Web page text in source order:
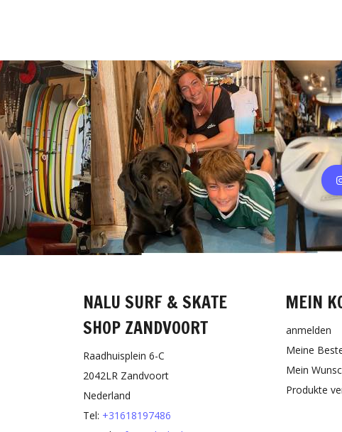
NALU SURF & SKATE
SHOP ZANDVOORT
Raadhuisplein 6-C
2042LR Zandvoort
Nederland
Tel: +31618197486
MEIN
anmelden
Meine
Mein
Produkte